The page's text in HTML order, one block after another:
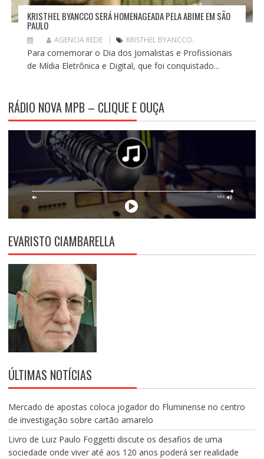
KRISTHEL BYANCCO SERÁ HOMENAGEADA PELA ABIME EM SÃO
PAULO
AGENCIA REDE KRISTHEL BYANCCO.
Para comemorar o Dia dos Jornalistas e Profissionais
de Mídia Eletrônica e Digital, que foi conquistado...
RÁDIO NOVA MPB – CLIQUE E OUÇA
EVARISTO CIAMBARELLA
ÚLTIMAS NOTÍCIAS
Mercado de apostas coloca jogador do Fluminense no centro
de investigação sobre cartão amarelo
Livro de Luiz Paulo Foggetti discute os desafios de uma
sociedade onde viver até aos 120 anos poderá ser realidade